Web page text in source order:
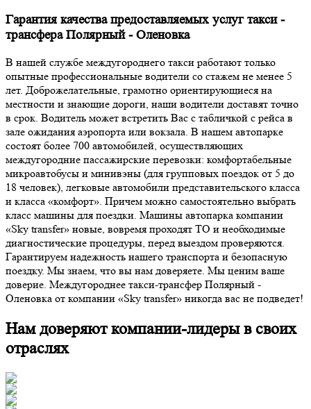
Гарантия качества предоставляемых услуг такси -
трансфера Полярный - Оленовка
В нашей службе междугороднего такси работают только
опытные профессиональные водители со стажем не менее 5
лет. Доброжелательные, грамотно ориентирующиеся на
местности и знающие дороги, наши водители доставят точно
в срок. Водитель может встретить Вас с табличкой с рейса в
зале ожидания аэропорта или вокзала. В нашем автопарке
состоят более 700 автомобилей, осуществляющих
междугородние пассажирские перевозки: комфортабельные
микроавтобусы и минивэны (для групповых поездок от 5 до
18 человек), легковые автомобили представительского класса
и класса «комфорт». Причем можно самостоятельно выбрать
класс машины для поездки. Машины автопарка компании
«Sky transfer» новые, вовремя проходят ТО и необходимые
диагностические процедуры, перед выездом проверяются.
Гарантируем надежность нашего транспорта и безопасную
поездку. Мы знаем, что вы нам доверяете. Мы ценим ваше
доверие. Междугороднее такси-трансфер Полярный -
Оленовка от компании «Sky transfer» никогда вас не подведет!
Нам доверяют компании-лидеры в своих
отраслях